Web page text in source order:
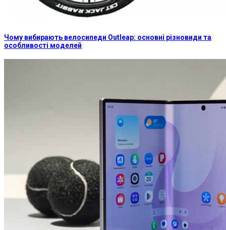
Чому вибирають велосипеди Outleap: основні різновиди та
особливості моделей